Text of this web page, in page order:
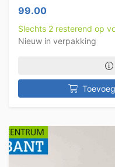
99.00
Slechts 2 resterend op
Nieuw in verpakking